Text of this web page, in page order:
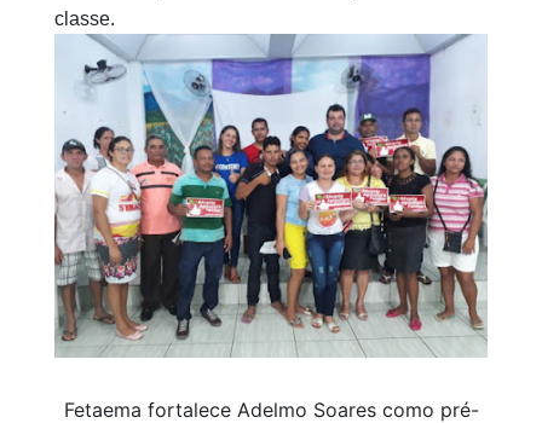
classe.
Fetaema fortalece Adelmo Soares como pré-